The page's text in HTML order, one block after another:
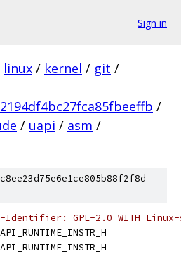
Sign in
linux / kernel / git /
/
/ uapi / asm /
Identifier: GPL-2.0 WITH